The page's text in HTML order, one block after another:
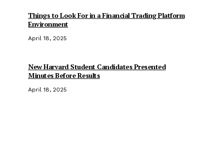
Things to Look For in a Financial Trading Platform
Environment
April 18, 2025
New Harvard Student Candidates Presented
Minutes Before Results
April 18, 2025